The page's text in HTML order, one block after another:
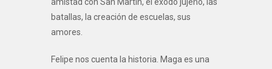
batallas, la creación de escuelas, sus
amores.
Felipe nos cuenta la historia. Maga es una